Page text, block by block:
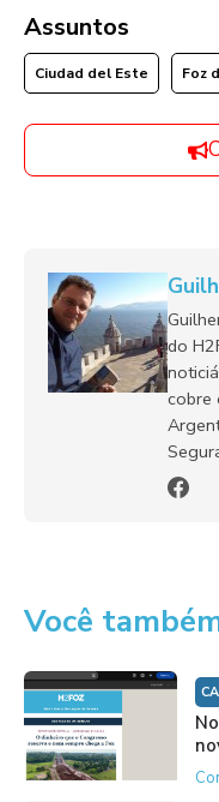
Assuntos
Ciudad del Este Foz
do
cobre
Você